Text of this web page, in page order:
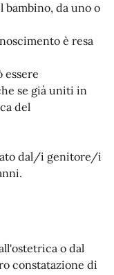
da uno o
è resa
essere
se già uniti in
del
dal/i genitore/i
o dal
constatazione di